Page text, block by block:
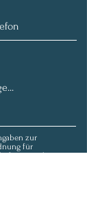
zur
für
gespeichert